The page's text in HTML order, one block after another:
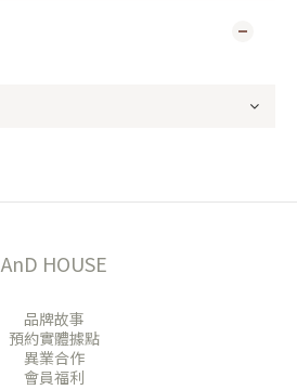
AnD HOUSE
品牌故事
預約實體據點
異業合作
會員福利